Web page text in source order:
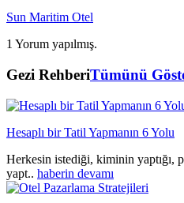
Sun Maritim Otel
1 Yorum yapılmış.
Gezi RehberiTümünü
Hesaplı bir Tatil Yapmanın 6 Yolu
Herkesin istediği, kiminin yaptığı,
yapt.. haberin devamı